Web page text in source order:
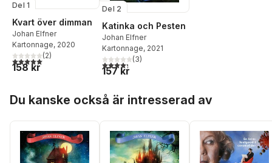
Del 1
Kvart över dimman
Johan Elfner
Kartonnage, 2020
5,0utav 5 stjärnor. Totalt antal röster:
(2)
158 kr
Del 2
Katinka och Pesten
Johan Elfner
Kartonnage, 2021
4,3utav 5 stjärnor. Totalt antal röster:
(3)
157 kr
Du kanske också är intresserad av